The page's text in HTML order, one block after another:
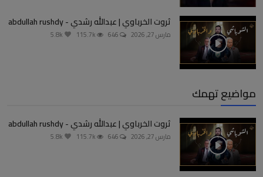
ثروت الخرباوي | عبدالله رشدي - abdullah rushdy
مارس 27, 2026
مواضيع تهمك
ثروت الخرباوي | عبدالله رشدي - abdullah rushdy
مارس 27, 2026